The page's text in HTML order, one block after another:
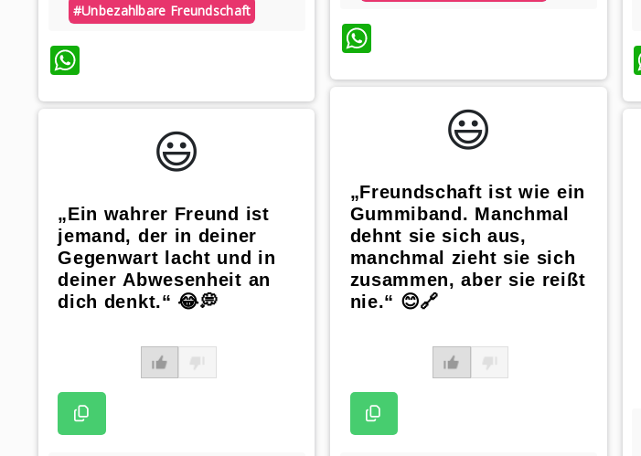
#unbezahlbare Freundschaft
WhatsApp
😃️
„Ein wahrer Freund ist
jemand, der in deiner
Gegenwart lacht und in
deiner Abwesenheit an
dich denkt.“ 😂💭
WhatsApp
😃️
„Freundschaft ist wie ein
Gummiband. Manchmal
dehnt sie sich aus,
manchmal zieht sie sich
zusammen, aber sie reißt
nie.“ 😊🔗